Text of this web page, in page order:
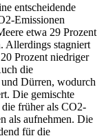
entscheidende
Emissionen
etwa 29 Prozent
Allerdings stagniert
Prozent niedriger
die
Dürren, wodurch
Die gemischte
früher als CO2-
als aufnehmen. Die
für die